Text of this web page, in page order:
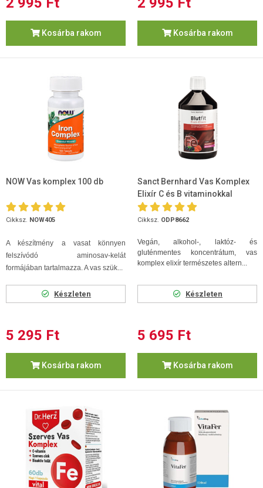
Kosárba rakom Kosárba rakom
NOW Vas komplex 100 db
Cikksz. NOW405
A készítmény a vasat könnyen
felszívódó aminosav-kelát
formájában tartalmazza. A vas szük...
Készleten
5 295 Ft
Kosárba rakom
Sanct Bernhard Vas Komplex
Elixír C és B vitaminokkal
500ml
Cikksz. ODP8662
Vegán, alkohol-, laktóz- és
gluténmentes koncentrátum, vas
komplex elixír természetes altern...
Készleten
5 695 Ft
Kosárba rakom